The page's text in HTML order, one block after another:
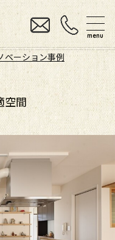
menu
ベーション事例
空間